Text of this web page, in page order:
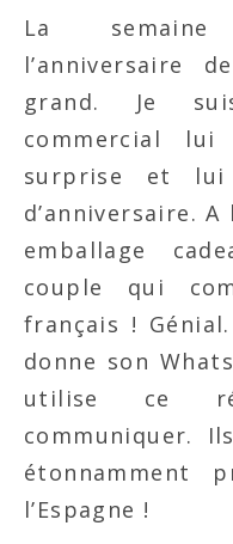
La
l’anniversaire
grand. Je
commercial
surprise et lui
d’anniversaire.
emballage
couple qui
français !
donne son
utilise ce
communiquer.
étonnamment
l’Espagne !